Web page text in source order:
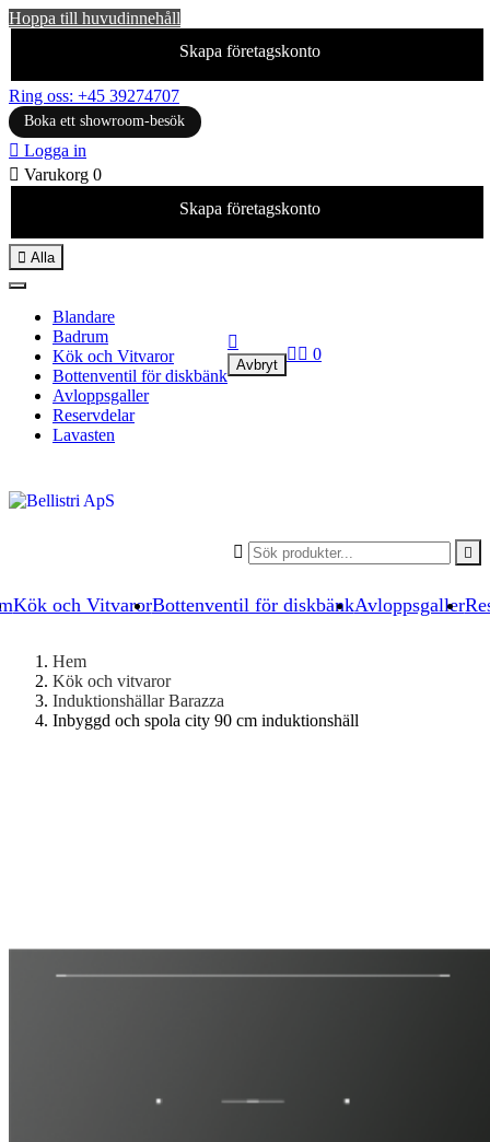
Hoppa till huvudinnehåll
Skapa företagskonto
Ring oss: +45 39274707
Boka ett showroom-besök
 Logga in
 Varukorg 0
Skapa företagskonto
Kök och VitvarorBottenventil för diskbänkAvloppsgaller
 Alla
Blandare
Badrum
Kök och Vitvaror
Bottenventil för diskbänk
Avloppsgaller
Reservdelar
Lavasten
 

Avbryt
  0
Hem
Kök och vitvaror
Induktionshällar Barazza
Inbyggd och spola city 90 cm induktionshäll